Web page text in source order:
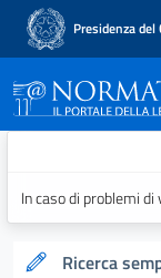
Presidenza
In caso di problemi di
Ricerca